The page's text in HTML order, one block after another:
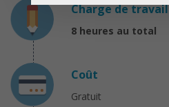
Charge de travail
8 heures au total
Coût
Gratuit